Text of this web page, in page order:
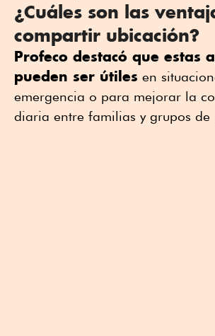
¿Cuáles son las
compartir ubicación?
Profeco destacó que estas
pueden ser útiles en
emergencia o para mejorar la
diaria entre familias y grupos de